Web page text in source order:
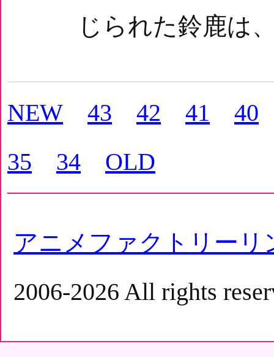
じられた鈴鹿は
NEW 43 42 41
40
35
34 OLD
アニメファクトリーリ
2006-2026 All rights